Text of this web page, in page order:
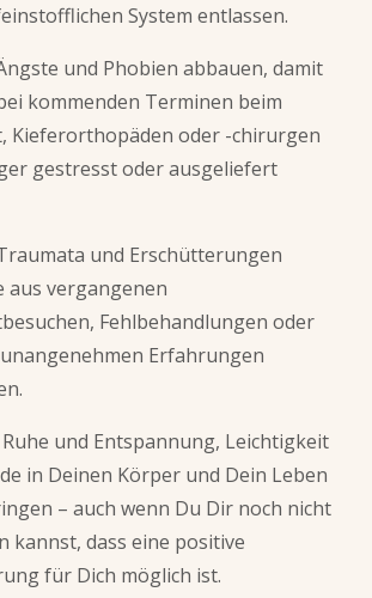
System entlassen.
und Phobien abbauen, damit
kommenden Terminen beim
Kieferorthopäden oder -chirurgen
gestresst oder ausgeliefert
und Erschütterungen
aus vergangenen
Fehlbehandlungen oder
Erfahrungen
und Entspannung, Leichtigkeit
in Deinen Körper und Dein Leben
– auch wenn Du Dir noch nicht
kannst, dass eine positive
für Dich möglich ist.